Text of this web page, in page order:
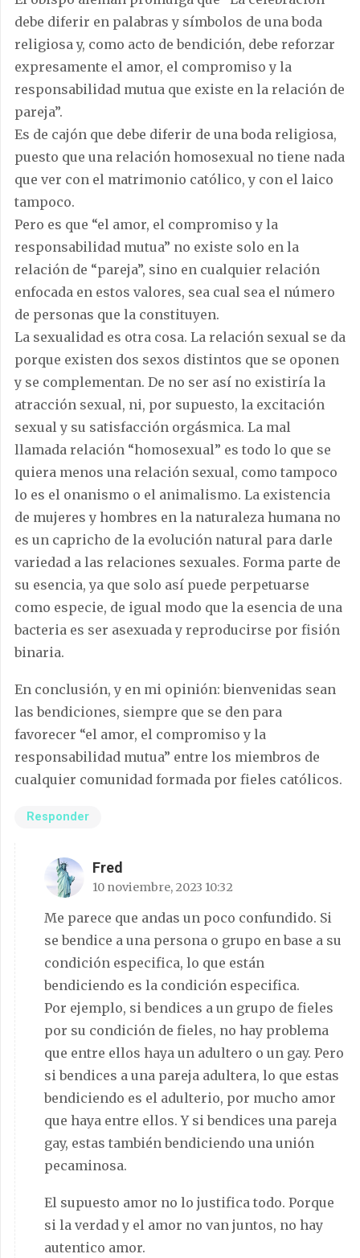
debe diferir en palabras y símbolos de una boda
religiosa y, como acto de bendición, debe reforzar
expresamente el amor, el compromiso y la
responsabilidad mutua que existe en la relación de
pareja”.
Es de cajón que debe diferir de una boda religiosa,
puesto que una relación homosexual no tiene nada
que ver con el matrimonio católico, y con el laico
tampoco.
Pero es que “el amor, el compromiso y la
responsabilidad mutua” no existe solo en la
relación de “pareja”, sino en cualquier relación
enfocada en estos valores, sea cual sea el número
de personas que la constituyen.
La sexualidad es otra cosa. La relación sexual se da
porque existen dos sexos distintos que se oponen
y se complementan. De no ser así no existiría la
atracción sexual, ni, por supuesto, la excitación
sexual y su satisfacción orgásmica. La mal
llamada relación “homosexual” es todo lo que se
quiera menos una relación sexual, como tampoco
lo es el onanismo o el animalismo. La existencia
de mujeres y hombres en la naturaleza humana no
es un capricho de la evolución natural para darle
variedad a las relaciones sexuales. Forma parte de
su esencia, ya que solo así puede perpetuarse
como especie, de igual modo que la esencia de una
bacteria es ser asexuada y reproducirse por fisión
binaria.
En conclusión, y en mi opinión: bienvenidas sean
las bendiciones, siempre que se den para
favorecer “el amor, el compromiso y la
responsabilidad mutua” entre los miembros de
cualquier comunidad formada por fieles católicos.
Responder
Fred
10 noviembre, 2023 10:32
Me parece que andas un poco confundido. Si
se bendice a una persona o grupo en base a su
condición especifica, lo que están
bendiciendo es la condición especifica.
Por ejemplo, si bendices a un grupo de fieles
por su condición de fieles, no hay problema
que entre ellos haya un adultero o un gay. Pero
si bendices a una pareja adultera, lo que estas
bendiciendo es el adulterio, por mucho amor
que haya entre ellos. Y si bendices una pareja
gay, estas también bendiciendo una unión
pecaminosa.
El supuesto amor no lo justifica todo. Porque
si la verdad y el amor no van juntos, no hay
autentico amor.